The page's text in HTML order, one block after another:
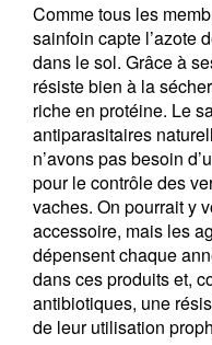
Comme tous les
sainfoin capte l’azote
dans le sol. Grâce à
résiste bien à la
riche en protéine. Le
antiparasitaires
n’avons pas besoin
pour le contrôle des
vaches. On pourrait y
accessoire, mais les
dépensent chaque
dans ces produits et,
antibiotiques, une
de leur utilisation